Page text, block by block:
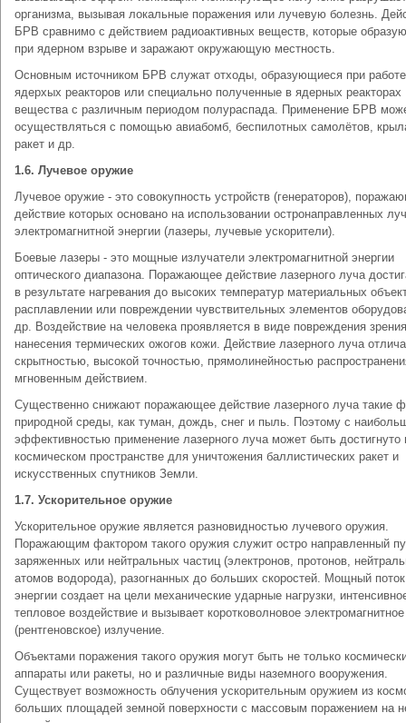
организма, вызывая локальные поражения или лучевую болезнь.
БРВ сравнимо с действием радиоактивных веществ, которые
при ядерном взрыве и заражают окружающую местность.
Основным источником БРВ служат отходы, образующиеся при работе
ядерхых реакторов или специально полученные в ядерных реакторах
вещества с различным периодом полураспада. Применение БРВ
осуществляться с помощью авиабомб, беспилотных самолётов,
ракет и др.
1.6. Лучевое оружие
Лучевое оружие - это совокупность устройств (генераторов),
действие которых основано на использовании остронаправленных
электромагнитной энергии (лазеры, лучевые ускорители).
Боевые лазеры - это мощные излучатели электромагнитной энергии
оптического диапазона. Поражающее действие лазерного луча
в результате нагревания до высоких температур материальных
расплавлении или повреждении чувствительных элементов
др. Воздействие на человека проявляется в виде повреждения
нанесения термических ожогов кожи. Действие лазерного луча
скрытностью, высокой точностью, прямолинейностью
мгновенным действием.
Существенно снижают поражающее действие лазерного луча такие
природной среды, как туман, дождь, снег и пыль. Поэтому с
эффективностью применение лазерного луча может быть достигнуто
космическом пространстве для уничтожения баллистических ракет и
искусственных спутников Земли.
1.7. Ускорительное оружие
Ускорительное оружие является разновидностью лучевого оружия.
Поражающим фактором такого оружия служит остро направленный
заряженных или нейтральных частиц (электронов, протонов,
атомов водорода), разогнанных до больших скоростей. Мощный поток
энергии создает на цели механические ударные нагрузки,
тепловое воздействие и вызывает коротковолновое электромагнитное
(рентгеновское) излучение.
Объектами поражения такого оружия могут быть не только
аппараты или ракеты, но и различные виды наземного вооружения.
Существует возможность облучения ускорительным оружием из
больших площадей земной поверхности с массовым поражением на